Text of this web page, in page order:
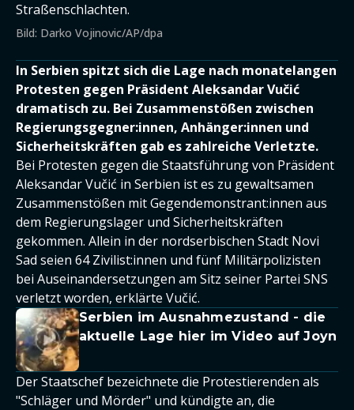
Straßenschlachten.
Bild: Darko Vojinovic/AP/dpa
In Serbien spitzt sich die Lage nach monatelangen
Protesten gegen Präsident Aleksandar Vučić
dramatisch zu. Bei Zusammenstößen zwischen
Regierungsgegner:innen, Anhänger:innen und
Sicherheitskräften gab es zahlreiche Verletzte.
Bei Protesten gegen die Staatsführung von Präsident
Aleksandar Vučić in Serbien ist es zu gewaltsamen
Zusammenstößen mit Gegendemonstrant:innen aus
dem Regierungslager und Sicherheitskräften
gekommen. Allein in der nordserbischen Stadt Novi
Sad seien 64 Zivilist:innen und fünf Militärpolizisten
bei Auseinandersetzungen am Sitz seiner Partei SNS
verletzt worden, erklärte Vučić.
Serbien im Ausnahmezustand - die
aktuelle Lage hier im Video auf Joyn
Der Staatschef bezeichnete die Protestierenden als
"Schläger und Mörder" und kündigte an, die